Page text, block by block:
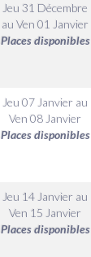
Jeu 31 Décembre
au Ven 01 Janvier
Places disponibles
Jeu 07 Janvier au
Ven 08 Janvier
Places disponibles
Jeu 14 Janvier au
Ven 15 Janvier
Places disponibles